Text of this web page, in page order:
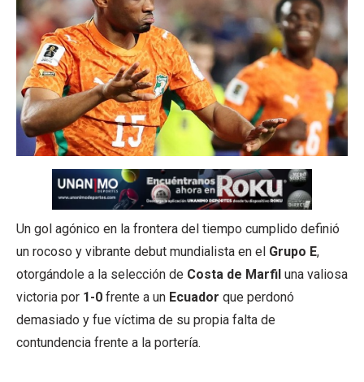
Un gol agónico en la frontera del tiempo cumplido definió
un rocoso y vibrante debut mundialista en el Grupo E,
otorgándole a la selección de Costa de Marfil una valiosa
victoria por 1-0 frente a un Ecuador que perdonó
demasiado y fue víctima de su propia falta de
contundencia frente a la portería.